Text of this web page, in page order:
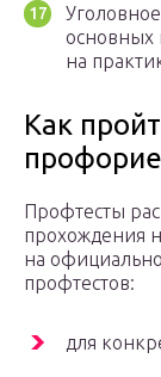
основных
на
Как
Профтесты
прохождения
на
профтестов:
для